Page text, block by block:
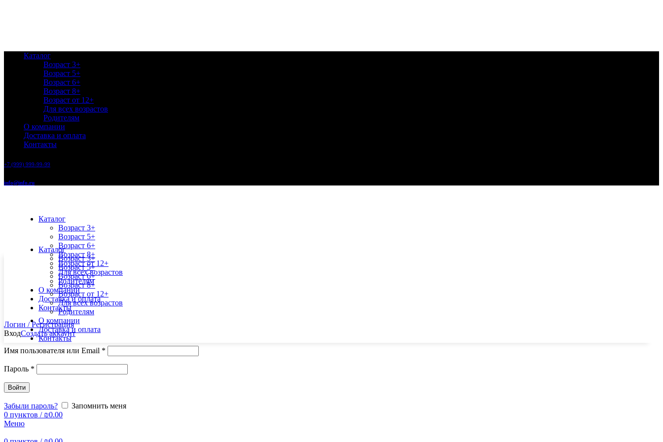
Каталог
Возраст 3+
Возраст 5+
Возраст 6+
Возраст 8+
Возраст от 12+
Для всех возрастов
Родителям
О компании
Доставка и оплата
Контакты
+7 (999) 999-99-99
info@info.ru
Каталог
Возраст 3+
Возраст 5+
Возраст 6+
Возраст 8+
Возраст от 12+
Для всех возрастов
Родителям
О компании
Доставка и оплата
Контакты
Логин / Регистрация
ВходСоздать аккаунт
Имя пользователя или Email *
Пароль *
Войти
Забыли пароль?
Запомнить меня
0 пунктов / ₪0.00
Меню
Каталог
Возраст 3+
Возраст 5+
Возраст 6+
Возраст 8+
Возраст от 12+
Для всех возрастов
Родителям
О компании
Доставка и оплата
Контакты